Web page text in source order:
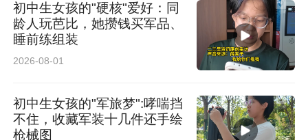
初中生女孩的"硬核"爱好：同
龄人玩芭比，她攒钱买军品、
睡前练组装
2026-08-01
初中生女孩的"军旅梦":哮喘挡
不住，收藏军装十几件还手绘
枪械图